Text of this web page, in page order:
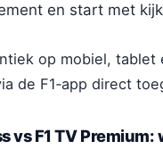
en start met
op mobiel, tablet
de F1‑app direct
vs F1 TV